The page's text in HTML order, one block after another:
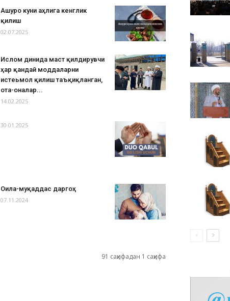
Ашуро куни аҳлига кенглик
қилиш
02.07.2025
Ислом динида маст қилдирувчи
ҳар қандай моддаларни
истеьмол қилиш таъқиқланган,
ота-оналар...
14.02.2025
30.01.2025
Оила-муқаддас даргоҳ
07.11.2024
91 саҳифадан 1 саҳифа